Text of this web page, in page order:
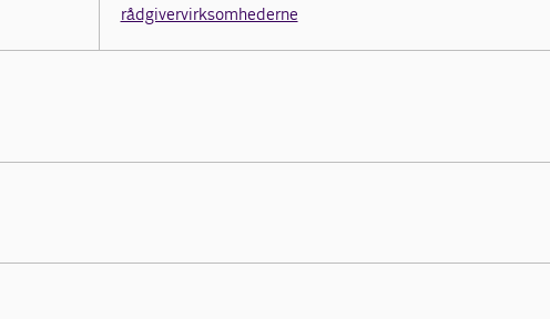
rådgivervirksomhederne